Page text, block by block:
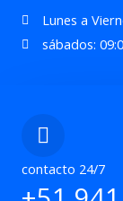
Lunes a
sábados:
contacto 24/7